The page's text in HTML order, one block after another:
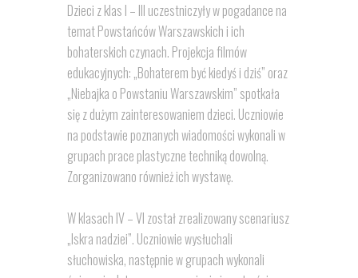
Dzieci z klas I – III uczestniczyły w pogadance na
temat Powstańców Warszawskich i ich
bohaterskich czynach. Projekcja filmów
edukacyjnych: „Bohaterem być kiedyś i dziś” oraz
„Niebajka o Powstaniu Warszawskim” spotkała
się z dużym zainteresowaniem dzieci. Uczniowie
na podstawie poznanych wiadomości wykonali w
grupach prace plastyczne techniką dowolną.
Zorganizowano również ich wystawę.
W klasach IV – VI został zrealizowany scenariusz
„Iskra nadziei”. Uczniowie wysłuchali
słuchowiska, następnie w grupach wykonali